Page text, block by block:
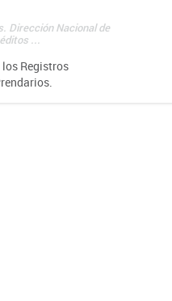
Dirección Nacional de
...
Registros